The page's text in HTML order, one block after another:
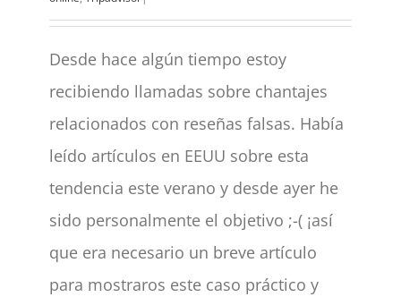
Desde hace algún tiempo estoy
recibiendo llamadas sobre chantajes
relacionados con reseñas falsas. Había
leído artículos en EEUU sobre esta
tendencia este verano y desde ayer he
sido personalmente el objetivo ;-( ¡así
que era necesario un breve artículo
para mostraros este caso práctico y